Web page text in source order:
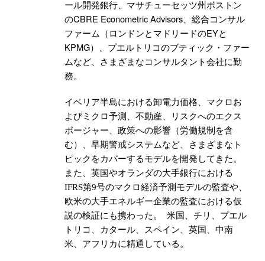
ール開発銀行、マサチューセッツ州ボストン
のCBRE Econometric Advisors 、総合コンサル
ファーム（ロンドンとマドリードのEYと
KPMG）、プエルトリコのブティック・ファー
ムなど、さまざまなコンサルタント会社に勤
務。
イベリア半島における卸電力価格、マクロお
よびミクロ予測、不動産、リスクへのエクス
ポージャー、政策への影響（労働規制を含
む）、早期警戒システムなど、さまざまなト
ピックをカバーするモデルを開発してきた。
また、英国やオランダの大手銀行における
IFRS第9号のマクロ経済予測モデルの監査や、
欧米の大手エネルギー企業の監査における仮
説の検証にも携わった。
米国、チリ、プエル
トリコ、カタール、スペイン、英国、中南
米、アフリカに精通している。